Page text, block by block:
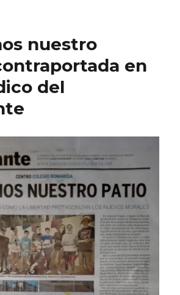
nuestro
en
del